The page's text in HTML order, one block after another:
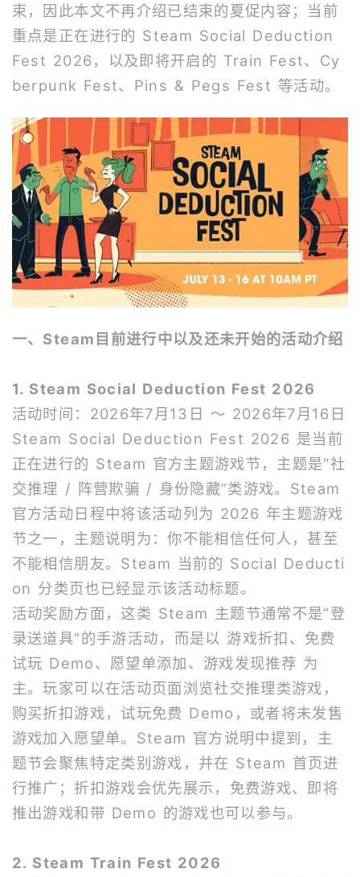
束，因此本文不再介绍已结束的夏促内容；当前
重点是正在进行的 Steam Social Deduction
Fest 2026，以及即将开启的 Train Fest、Cy
berpunk Fest、Pins & Pegs Fest 等活动。
一、Steam目前进行中以及还未开始的活动介绍
1. Steam Social Deduction Fest 2026
活动时间：2026年7月13日 ～ 2026年7月16日
Steam Social Deduction Fest 2026 是当前
正在进行的 Steam 官方主题游戏节，主题是“社
交推理 / 阵营欺骗 / 身份隐藏”类游戏。Steam
官方活动日程中将该活动列为 2026 年主题游戏
节之一，主题说明为：你不能相信任何人，甚至
不能相信朋友。Steam 当前的 Social Deducti
on 分类页也已经显示该活动标题。
活动奖励方面，这类 Steam 主题节通常不是“登
录送道具”的手游活动，而是以 游戏折扣、免费
试玩 Demo、愿望单添加、游戏发现推荐 为
主。玩家可以在活动页面浏览社交推理类游戏，
购买折扣游戏，试玩免费 Demo，或者将未发售
游戏加入愿望单。Steam 官方说明中提到，主
题节会聚焦特定类别游戏，并在 Steam 首页进
行推广；折扣游戏会优先展示，免费游戏、即将
推出游戏和带 Demo 的游戏也可以参与。
2. Steam Train Fest 2026